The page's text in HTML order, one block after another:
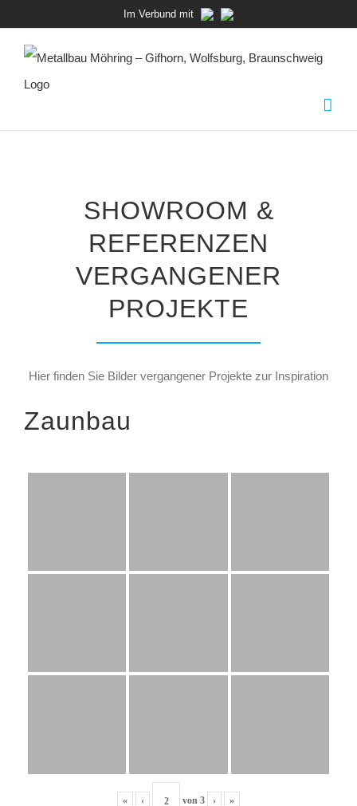
springen
Im Verbund mit
SHOWROOM &
REFERENZEN
VERGANGENER
PROJEKTE
Hier finden Sie Bilder vergangener Projekte zur Inspiration
Zaunbau
« ‹ von 3 › »